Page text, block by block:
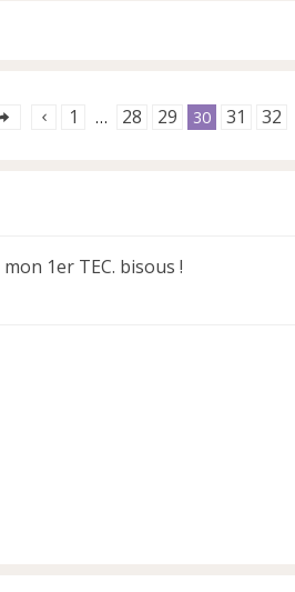
1 … 28 29 30 31 32
1er TEC. bisous !